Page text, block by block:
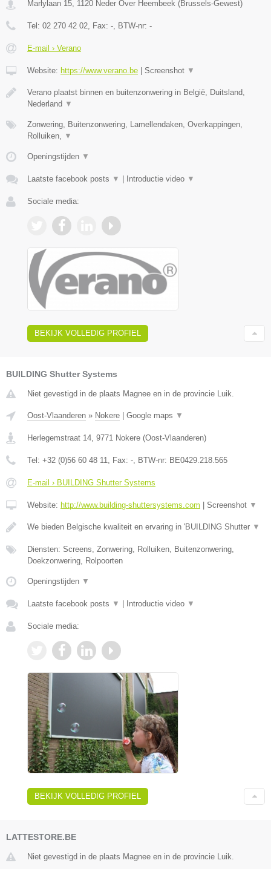
Marlylaan 15 1120 Neder Over Heembeek (Brussels-Gewest)
Tel: 02 270 42 02 , Fax: - , BTW-nr: -
E-mail › Verano
Website: https://www.verano.be Screenshot ▼
Verano plaatst binnen en buitenzonwering in België, Duitsland,
Nederland ▼
Zonwering, Buitenzonwering, Lamellendaken, Overkappingen,
Rolluiken,
▼
Openingstijden ▼
Laatste facebook posts ▼ Introductie video ▼
Sociale media:
BEKIJK VOLLEDIG PROFIEL
BUILDING Shutter Systems
Niet gevestigd in de plaats Magnee en in de provincie Luik.
Oost-Vlaanderen » Nokere Google maps ▼
Herlegemstraat 14 9771 Nokere (Oost-Vlaanderen)
Tel: +32 (0)56 60 48 11 , Fax: - , BTW-nr: BE0429.218.565
E-mail › BUILDING Shutter Systems
Website: http://www.building-shuttersystems.com Screenshot ▼
We bieden Belgische kwaliteit en ervaring in 'BUILDING Shutter ▼
Diensten: Screens, Zonwering, Rolluiken, Buitenzonwering,
Doekzonwering, Rolpoorten
Openingstijden ▼
Laatste facebook posts ▼ Introductie video ▼
Sociale media:
BEKIJK VOLLEDIG PROFIEL
LATTESTORE.BE
Niet gevestigd in de plaats Magnee en in de provincie Luik.